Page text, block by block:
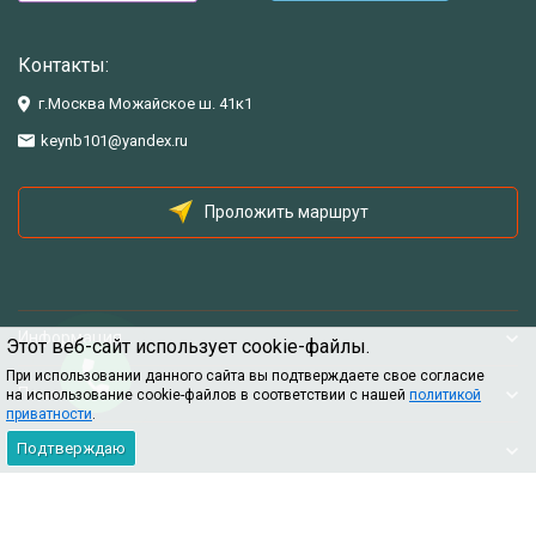
Этот веб-сайт использует cookie-файлы.
При использовании данного сайта вы подтверждаете свое согласие
на использование cookie-файлов в соответствии с нашей политикой
приватности.
Подтверждаю
Контакты:
г.Москва Можайское ш. 41к1
keynb101@yandex.ru
Проложить маршрут
Информация
Помощь
Информация